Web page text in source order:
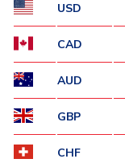
USD
CAD
AUD
GBP
CHF